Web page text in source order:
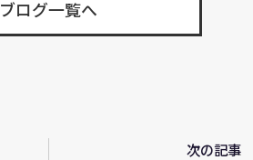
ブログ一覧へ
次の記事